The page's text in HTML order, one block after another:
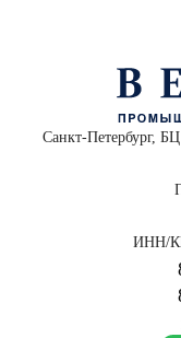
Санкт-Петербург,
ИНН/